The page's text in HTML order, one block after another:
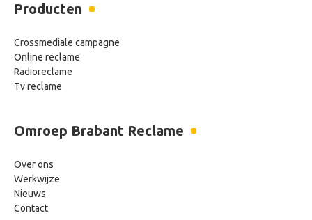
Producten
Crossmediale campagne
Online reclame
Radioreclame
Tv reclame
Omroep Brabant Reclame
Over ons
Werkwijze
Nieuws
Contact